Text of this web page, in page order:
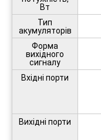
Вт
Тип
акумуляторів
Форма
вихідного
сигналу
Вхідні порти
Вихідні порти